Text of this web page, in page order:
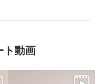
ト動画